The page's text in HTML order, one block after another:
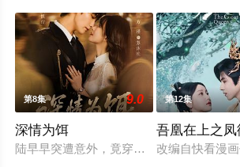
第8集 9.0
深情为饵
陆早早突遭意外，竟穿越成民国少夫人苏
第12集
吾凰在上之
改编自快看漫